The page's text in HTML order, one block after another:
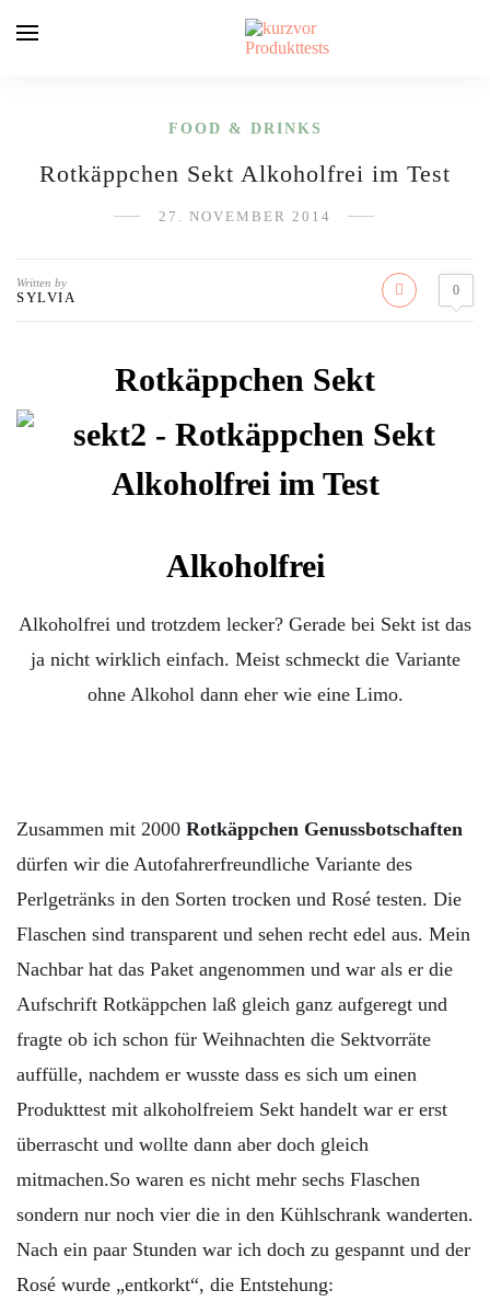
FOOD & DRINKS
Rotkäppchen Sekt Alkoholfrei im Test
27. NOVEMBER 2014
Written by
SYLVIA 0
Rotkäppchen Sekt
Alkoholfrei
Alkoholfrei und trotzdem lecker? Gerade bei Sekt ist das
ja nicht wirklich einfach. Meist schmeckt die Variante
ohne Alkohol dann eher wie eine Limo.
Zusammen mit 2000 Rotkäppchen Genussbotschaften
dürfen wir die Autofahrerfreundliche Variante des
Perlgetränks in den Sorten trocken und Rosé testen. Die
Flaschen sind transparent und sehen recht edel aus. Mein
Nachbar hat das Paket angenommen und war als er die
Aufschrift Rotkäppchen laß gleich ganz aufgeregt und
fragte ob ich schon für Weihnachten die Sektvorräte
auffülle, nachdem er wusste dass es sich um einen
Produkttest mit alkoholfreiem Sekt handelt war er erst
überrascht und wollte dann aber doch gleich
mitmachen.So waren es nicht mehr sechs Flaschen
sondern nur noch vier die in den Kühlschrank wanderten.
Nach ein paar Stunden war ich doch zu gespannt und der
Rosé wurde „entkorkt“, die Entstehung: